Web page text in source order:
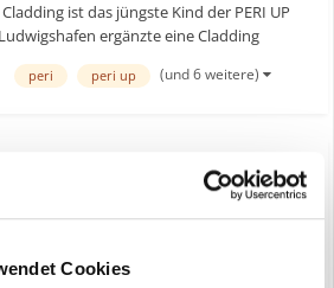
Cookies
ist das jüngste Kind der PERI UP
ergänzte eine Cladding
PERI UP Gerüstlösung beim Bau eines
Artikel (05.07.2024): PERI
peri peri up (und 6 weitere)